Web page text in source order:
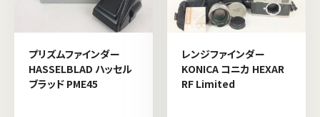
プリズムファインダー
HASSELBLAD ハッセル
ブラッド PME45
レンジファインダー
KONICA コニカ HEXAR
RF Limited